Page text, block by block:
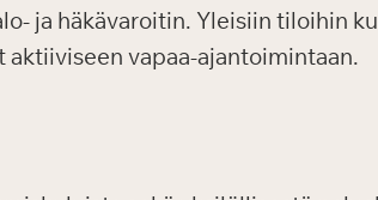
ja häkävaroitin. Yleisiin tiloihin
aktiiviseen vapaa-ajantoimintaan.